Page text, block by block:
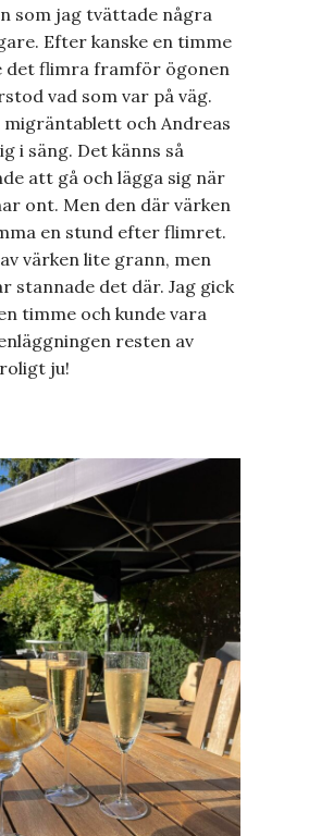
som jag tvättade några
Efter kanske en timme
det flimra framför ögonen
vad som var på väg.
migräntablett och Andreas
i säng. Det känns så
att gå och lägga sig när
ont. Men den där värken
en stund efter flimret.
värken lite grann, men
stannade det där. Jag gick
timme och kunde vara
resten av
ju!